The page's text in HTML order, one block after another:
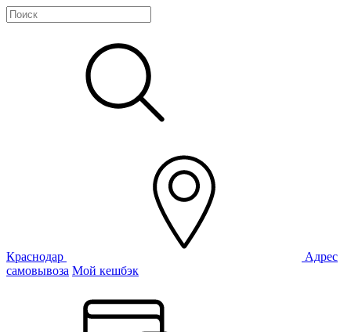
Краснодар
Адрес
самовывоза Мой кешбэк